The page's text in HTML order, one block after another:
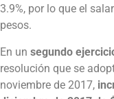
3.9%, por lo que el
pesos.
En un segundo
resolución que se
noviembre de 2017,